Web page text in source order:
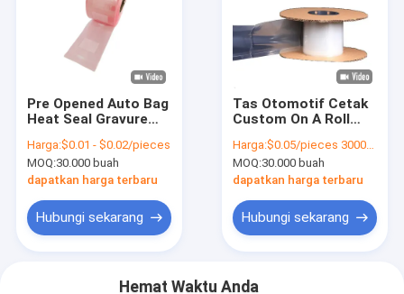
Pre Opened Auto Bag
Heat Seal Gravure
Sistem Pengisian dan
Pengemasan
Otomatis
Harga:$0.01 - $0.02/pieces
MOQ:30.000 buah
dapatkan harga terbaru
Hubungi sekarang
Tas Otomotif Cetak
Custom On A Roll
Plastik Bagging
Packing Tas
Otomotif
Harga:$0.05/pieces 30000-299999 pieces
MOQ:30.000 buah
dapatkan harga terbaru
Hubungi sekarang
Hemat Waktu Anda